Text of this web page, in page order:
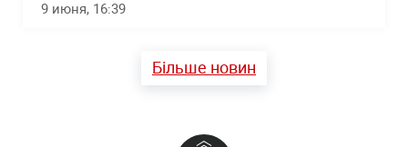
9 июня, 16:39
Більше новин